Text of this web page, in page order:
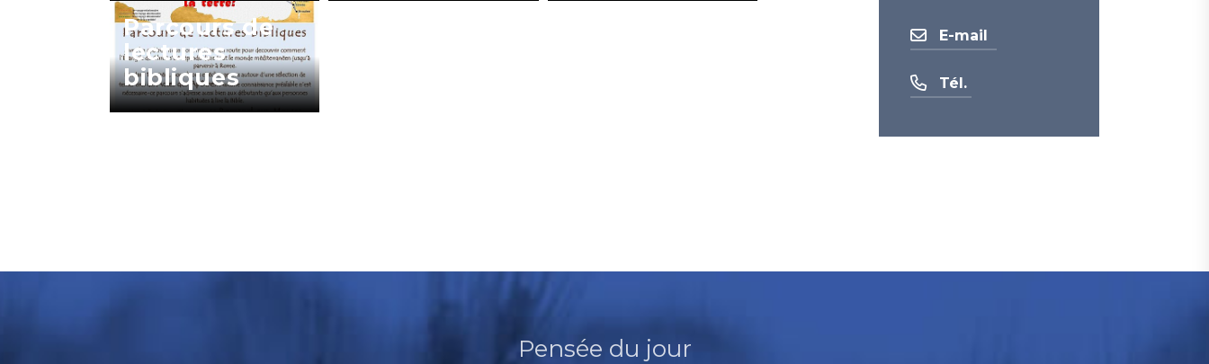
Parcours de
lectures
bibliques
E-mail
Tél.
Pensée du jour